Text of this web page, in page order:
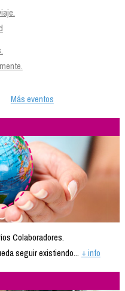
Más eventos
Colaboradores.
seguir existiendo... + info